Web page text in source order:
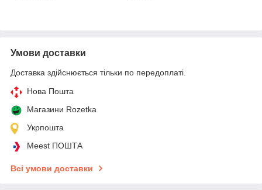
Умови доставки
Доставка здійснюється тільки по передоплаті.
Нова Пошта
Магазини Rozetka
Укрпошта
Meest ПОШТА
Всі умови доставки